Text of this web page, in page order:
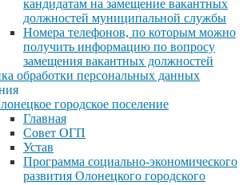
кандидатам на замещение вакантных
должностей муниципальной службы
Номера телефонов, по которым можно
получить информацию по вопросу
замещения вакантных должностей
обработки персональных данных
городское поселение
Главная
Совет ОГП
Устав
Программа социально-экономического
развития Олонецкого городского